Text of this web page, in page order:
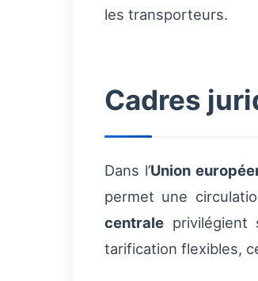
les transporteurs.
Cadres
Dans l’Union
permet une
centrale privilégient
tarification flexibles,